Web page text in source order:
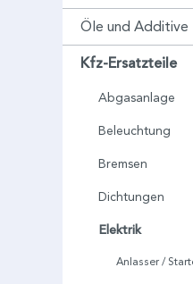
Öle und Additive
Kfz-Ersatzteile
Abgasanlage
Beleuchtung
Bremsen
Dichtungen
Elektrik
Anlasser /